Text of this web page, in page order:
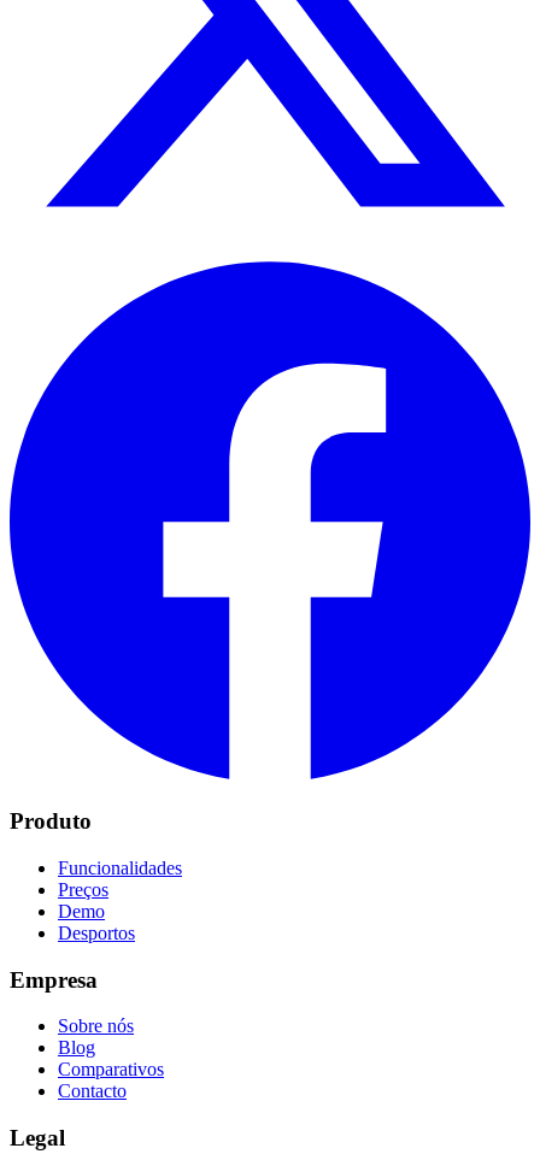
Produto
Funcionalidades
Preços
Demo
Desportos
Empresa
Sobre nós
Blog
Comparativos
Contacto
Legal